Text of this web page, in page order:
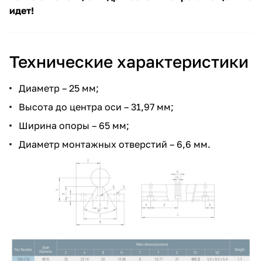
идет!
Технические характеристики
Диаметр – 25 мм;
Высота до центра оси – 31,97 мм;
Ширина опоры – 65 мм;
Диаметр монтажных отверстий – 6,6 мм.